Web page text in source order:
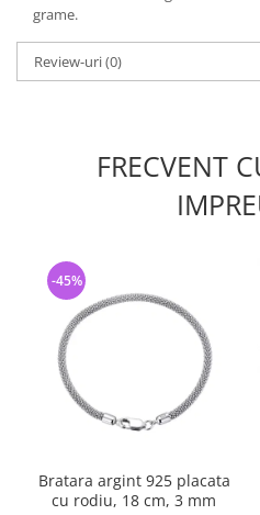
grame.
Review-uri(0)
FRECVENT
Bratara argint 925 placata
cu rodiu, 18 cm, 3 mm
-45%